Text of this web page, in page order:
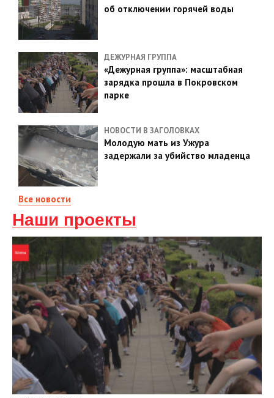
об отключении горячей воды
ДЕЖУРНАЯ ГРУППА
«Дежурная группа»: масштабная
зарядка прошла в Покровском
парке
НОВОСТИ В ЗАГОЛОВКАХ
Молодую мать из Ужура
задержали за убийство младенца
Все новости
Наши проекты